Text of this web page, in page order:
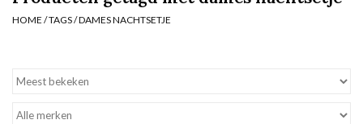
Nachtmode
HOME /TAGS/DAMES NACHTSETJE